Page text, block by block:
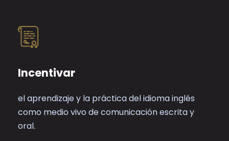
Incentivar
el aprendizaje y la práctica del idioma inglés
como medio vivo de comunicación escrita y
oral.